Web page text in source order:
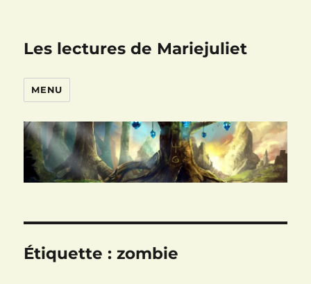
Les lectures de Mariejuliet
MENU
Étiquette :zombie